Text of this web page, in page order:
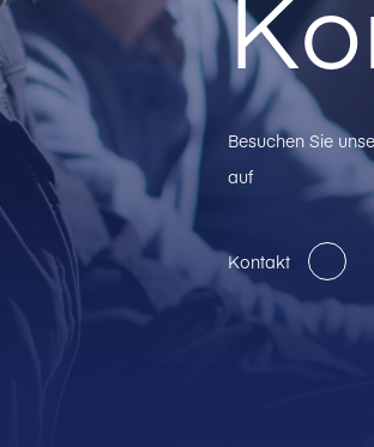
Besuchen Sie
auf
Kontakt